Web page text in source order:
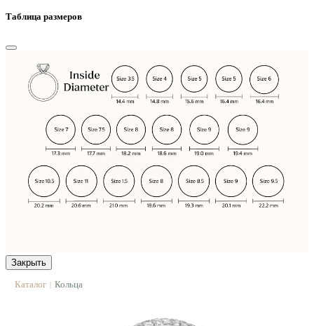
Таблица размеров
Закрыть
Каталог | Кольца